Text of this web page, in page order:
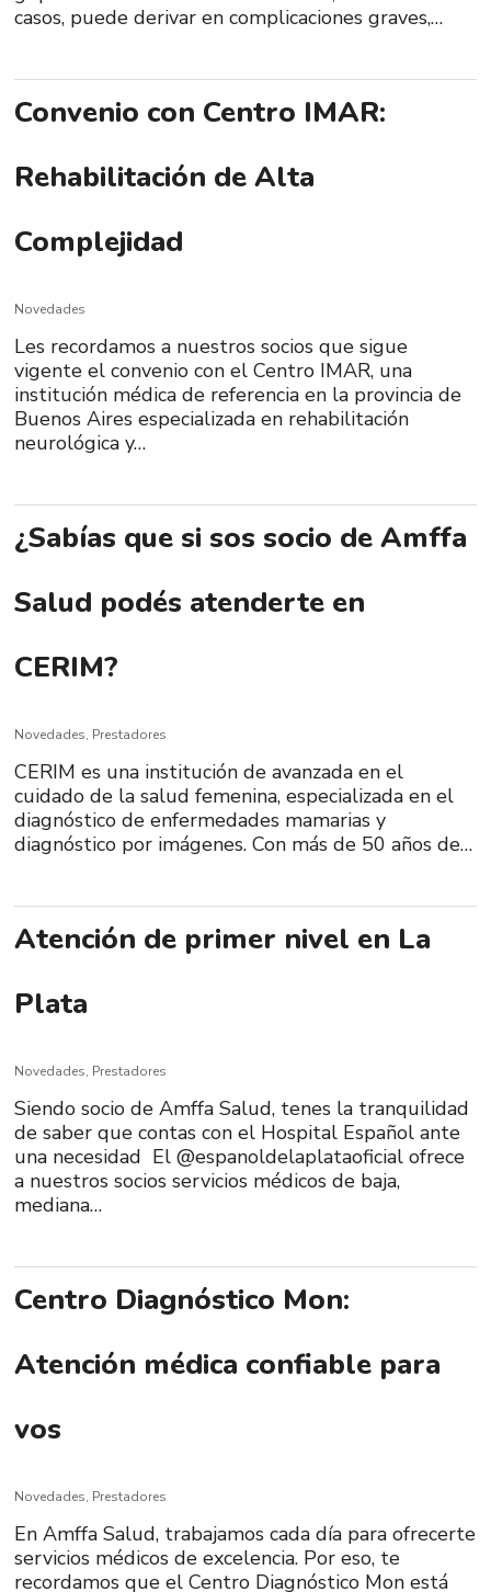
casos, puede derivar en complicaciones graves,…
Convenio con Centro IMAR:
Rehabilitación de Alta
Complejidad
Novedades
Les recordamos a nuestros socios que sigue
vigente el convenio con el Centro IMAR, una
institución médica de referencia en la provincia de
Buenos Aires especializada en rehabilitación
neurológica y…
¿Sabías que si sos socio de Amffa
Salud podés atenderte en
CERIM?
Novedades, Prestadores
CERIM es una institución de avanzada en el
cuidado de la salud femenina, especializada en el
diagnóstico de enfermedades mamarias y
diagnóstico por imágenes. Con más de 50 años de…
Atención de primer nivel en La
Plata
Novedades, Prestadores
Siendo socio de Amffa Salud, tenes la tranquilidad
de saber que contas con el Hospital Español ante
una necesidad El @espanoldelaplataoficial ofrece
a nuestros socios servicios médicos de baja,
mediana…
Centro Diagnóstico Mon:
Atención médica confiable para
vos
Novedades, Prestadores
En Amffa Salud, trabajamos cada día para ofrecerte
servicios médicos de excelencia. Por eso, te
recordamos que el Centro Diagnóstico Mon está